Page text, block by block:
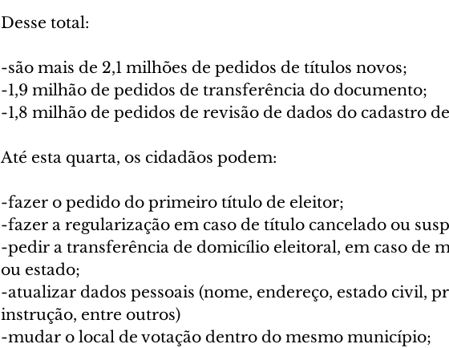
Desse total:
-são mais de 2,1 milhões de pedidos de títulos novos;
-1,9 milhão de pedidos de transferência do documento;
-1,8 milhão de pedidos de revisão de dados do cadastro
Até esta quarta, os cidadãos podem:
-fazer o pedido do primeiro título de eleitor;
-fazer a regularização em caso de título cancelado ou
-pedir a transferência de domicílio eleitoral, em caso de
ou estado;
-atualizar dados pessoais (nome, endereço, estado civil,
instrução, entre outros)
-mudar o local de votação dentro do mesmo município;